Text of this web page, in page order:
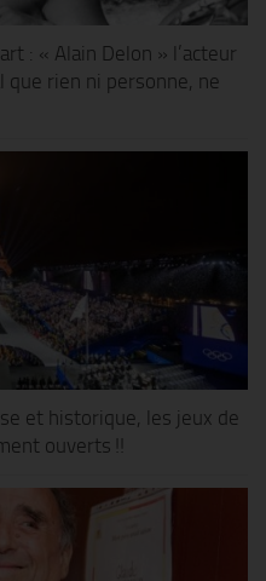
: « Alain Delon » l’acteur
que rien ni personne, ne
et historique, les jeux de
ouverts !!